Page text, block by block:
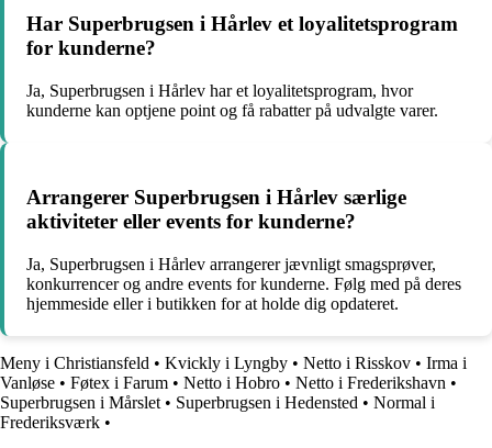
Har Superbrugsen i Hårlev et loyalitetsprogram
for kunderne?
Ja, Superbrugsen i Hårlev har et loyalitetsprogram, hvor
kunderne kan optjene point og få rabatter på udvalgte varer.
Arrangerer Superbrugsen i Hårlev særlige
aktiviteter eller events for kunderne?
Ja, Superbrugsen i Hårlev arrangerer jævnligt smagsprøver,
konkurrencer og andre events for kunderne. Følg med på deres
hjemmeside eller i butikken for at holde dig opdateret.
Meny i Christiansfeld • Kvickly i Lyngby • Netto i Risskov • Irma i
Vanløse • Føtex i Farum • Netto i Hobro • Netto i Frederikshavn •
Superbrugsen i Mårslet • Superbrugsen i Hedensted • Normal i
Frederiksværk •